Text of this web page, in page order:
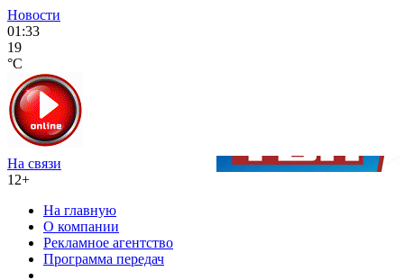
Новости
01:33
19
°C
На связи
12+
На главную
О компании
Рекламное агентство
Программа передач